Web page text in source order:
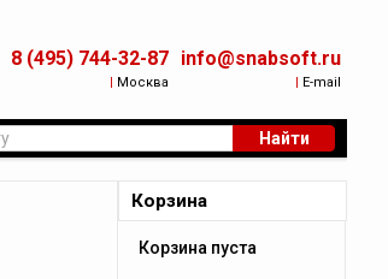
8 (495) 744-32-87
| Москва
info@snabsoft.ru
| E-mail
Найти
Корзина
Корзина пуста